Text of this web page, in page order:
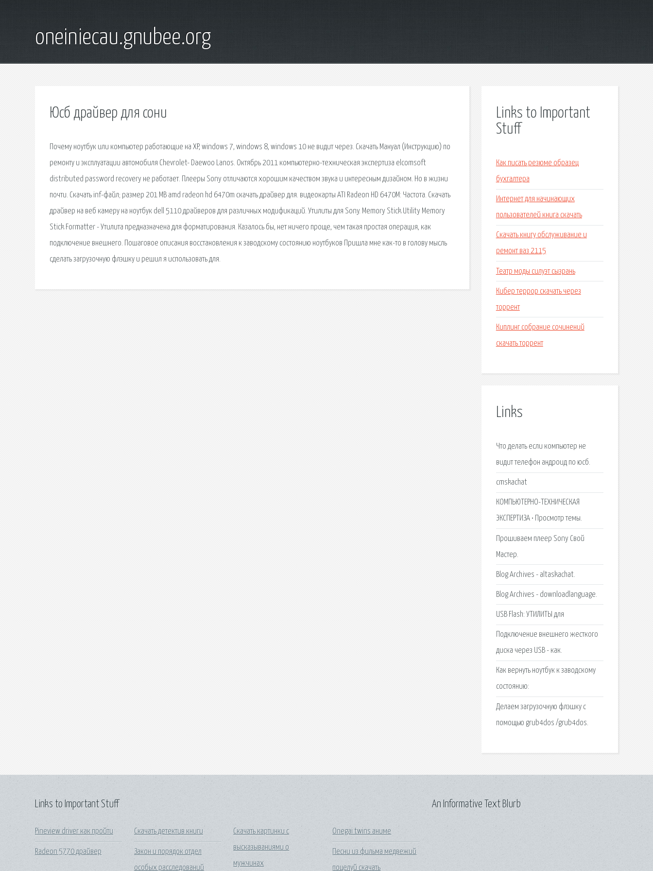
oneiniecau.gnubee.org
Юсб драйвер для сони
Почему ноутбук или компьютер работающие на XP, windows 7, windows 8, windows 10 не видит через. Скачать Мануал (Инструкцию) по
ремонту и эксплуатации автомобиля Chevrolet- Daewoo Lanos. Октябрь 2011 компьютерно-техническая экспертиза elcomsoft
distributed password recovery не работает. Плееры Sony отличаются хорошим качеством звука и интересным дизайном. Но в жизни
почти. Скачать inf-файл; размер 201 MB amd radeon hd 6470m скачать драйвер для. видеокарты ATI Radeon HD 6470M: Частота. Скачать
драйвер на веб камеру на ноутбук dell 5110 драйверов для различных модификаций. Утилиты для Sony. Memory Stick Utility Memory
Stick Formatter - Утилита предназначена для форматирования. Казалось бы, нет ничего проще, чем такая простая операция, как
подключение внешнего. Пошаговое описания восстановления к заводскому состоянию ноутбуков Пришла мне как-то в голову мысль
сделать загрузочную флэшку и решил я использовать для.
Links to Important
Stuff
Как писать резюме образец
бухгалтера
Интернет для начинающих
пользователей книга скачать
Скачать книгу обслуживание и
ремонт ваз 2115
Театр моды силуэт сызрань
Кибер террор скачать через
торрент
Киплинг собрание сочинений
скачать торрент
Links
Что делать если компьютер не
видит телефон андроид по юсб.
cmskachat
КОМПЬЮТЕРНО-ТЕХНИЧЕСКАЯ
ЭКСПЕРТИЗА • Просмотр темы.
Прошиваем плеер Sony Свой
Мастер.
Blog Archives - altaskachat.
Blog Archives - downloadlanguage.
USB Flash: УТИЛИТЫ для
Подключение внешнего жесткого
диска через USB - как.
Как вернуть ноутбук к заводскому
состоянию:
Делаем загрузочную флэшку с
помощью grub4dos /grub4dos.
Links to Important Stuff
Pineview driver как пройти
Radeon 5770 драйвер
Скачать детектив книги
Закон и порядок отдел
особых расследований
Скачать картинки с
высказываниями о
мужчинах
Onegai twins аниме
Песни из фильма медвежий
поцелуй скачать
An Informative Text Blurb